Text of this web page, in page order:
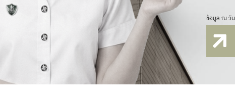
ข้อมูล ณ วั